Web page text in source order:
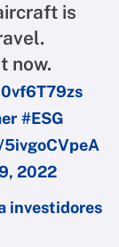
is
now.
#ESG
2022
investidores